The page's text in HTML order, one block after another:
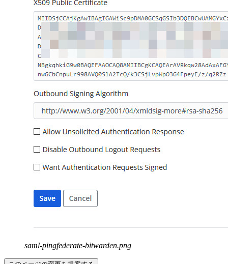
saml-pingfederate-bitwarden.png